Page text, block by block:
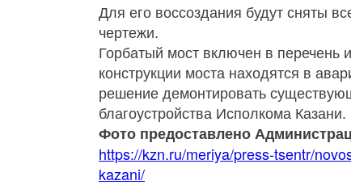
Для его воссоздания будут сняты
чертежи.
Горбатый мост включен в перечень
конструкции моста находятся в
решение демонтировать
благоустройства Исполкома Казани.
Фото предоставлено
https://kzn.ru/meriya/press-tsentr/
kazani/